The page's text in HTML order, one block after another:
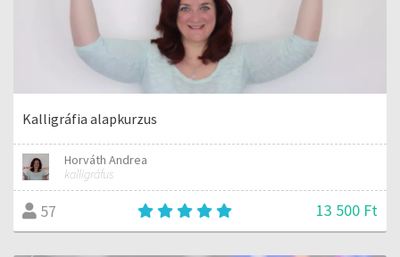
Kalligráfia alapkurzus
Horváth Andrea
kalligráfus
57 13 500 Ft